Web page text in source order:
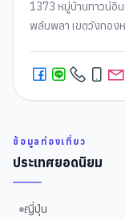
1373 หมู่บ้านทาวน์อิ
พลับพลา เขตวังทอง
ข้อมูลท่องเที่ยว
ประเทศยอดนิยม
ญี่ปุ่น